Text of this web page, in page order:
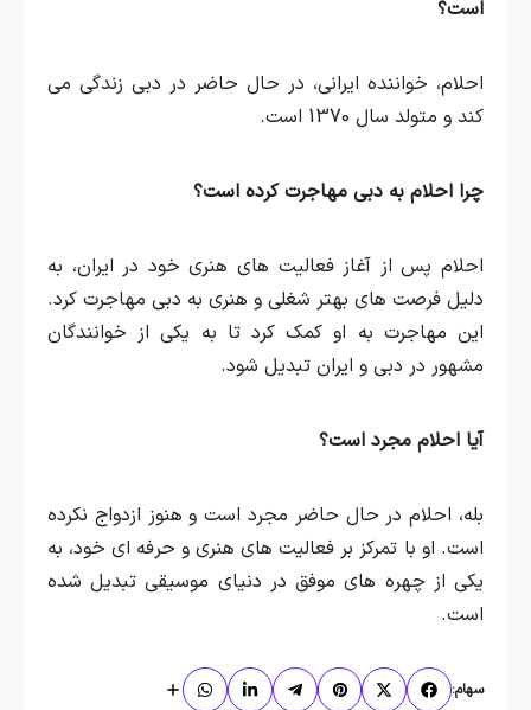
است؟
احلام، خواننده ایرانی، در حال حاضر در دبی زندگی می‌
کند و متولد سال 1370 است.
چرا احلام به دبی مهاجرت کرده است؟
احلام پس از آغاز فعالیت‌ های هنری خود در ایران، به
دلیل فرصت‌ های بهتر شغلی و هنری به دبی مهاجرت کرد.
این مهاجرت به او کمک کرد تا به یکی از خوانندگان
مشهور در دبی و ایران تبدیل شود.
آیا احلام مجرد است؟
بله، احلام در حال حاضر مجرد است و هنوز ازدواج نکرده
است. او با تمرکز بر فعالیت‌ های هنری و حرفه‌ ای خود، به
یکی از چهره‌ های موفق در دنیای موسیقی تبدیل شده
است.
سهام: